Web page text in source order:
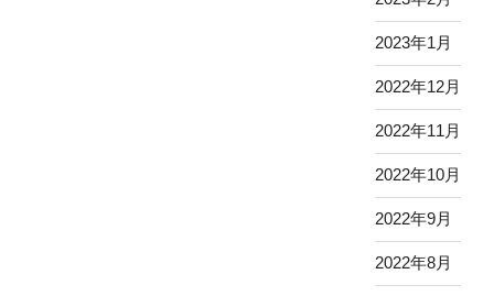
2023年1月
2022年12月
2022年11月
2022年10月
2022年9月
2022年8月